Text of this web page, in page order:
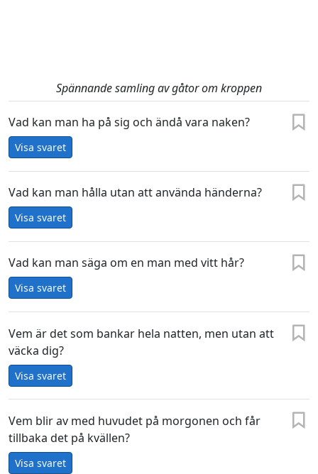
Spännande samling av gåtor om kroppen
Vad kan man ha på sig och ändå vara naken?
Visa svaret
Vad kan man hålla utan att använda händerna?
Visa svaret
Vad kan man säga om en man med vitt hår?
Visa svaret
Vem är det som bankar hela natten, men utan att
väcka dig?
Visa svaret
Vem blir av med huvudet på morgonen och får
tillbaka det på kvällen?
Visa svaret